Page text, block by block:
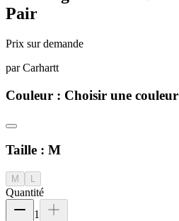
Pair
Prix sur demande
par Carhartt
Couleur : Choisir une couleur
Taille : M
M L
Quantité
1